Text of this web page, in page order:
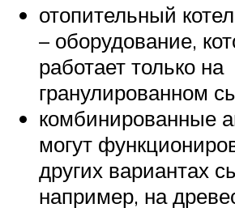
отопительный
– оборудование,
работает только на
гранулированном
комбинированные
могут
других вариантах
например, на